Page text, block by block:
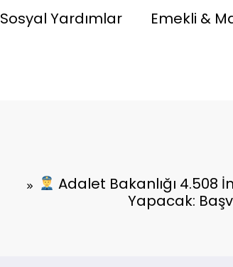
Sosyal Yardımlar Emekli &
Adalet Bakanlığı 4.508
Yapacak: